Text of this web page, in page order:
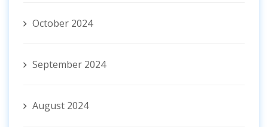
October 2024
September 2024
August 2024